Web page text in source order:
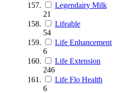
Legendairy Milk
21
Lifeable
54
Life Enhancement
6
Life Extension
246
Life Flo Health
6